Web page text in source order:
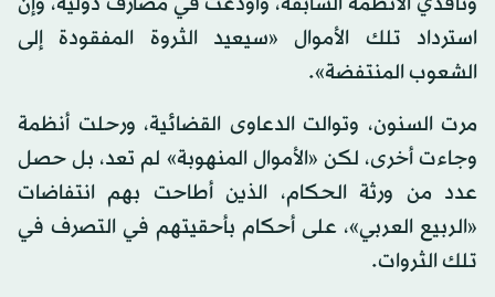
استرداد تلك الأموال «سيعيد الثروة المفقودة إلى
الشعوب المنتفضة».
مرت السنون، وتوالت الدعاوى القضائية، ورحلت أنظمة
وجاءت أخرى، لكن «الأموال المنهوبة» لم تعد، بل حصل
عدد من ورثة الحكام، الذين أطاحت بهم انتفاضات
«الربيع العربي»، على أحكام بأحقيتهم في التصرف في
تلك الثروات.